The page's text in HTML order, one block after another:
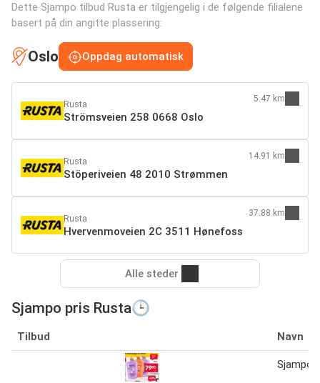
Dette Sjampo tilbud Rusta er tilgjengelig i de følgende filialene
basert på din angitte plassering:
Oslo Oppdag automatisk
Rusta
Strömsveien 258 0668 Oslo
5.47 km
Rusta
Stöperiveien 48 2010 Strømmen
14.91 km
Rusta
Hvervenmoveien 2C 3511 Hønefoss
37.88 km
Alle steder
Sjampo pris Rusta🕒
Tilbud Navn
Sjampo